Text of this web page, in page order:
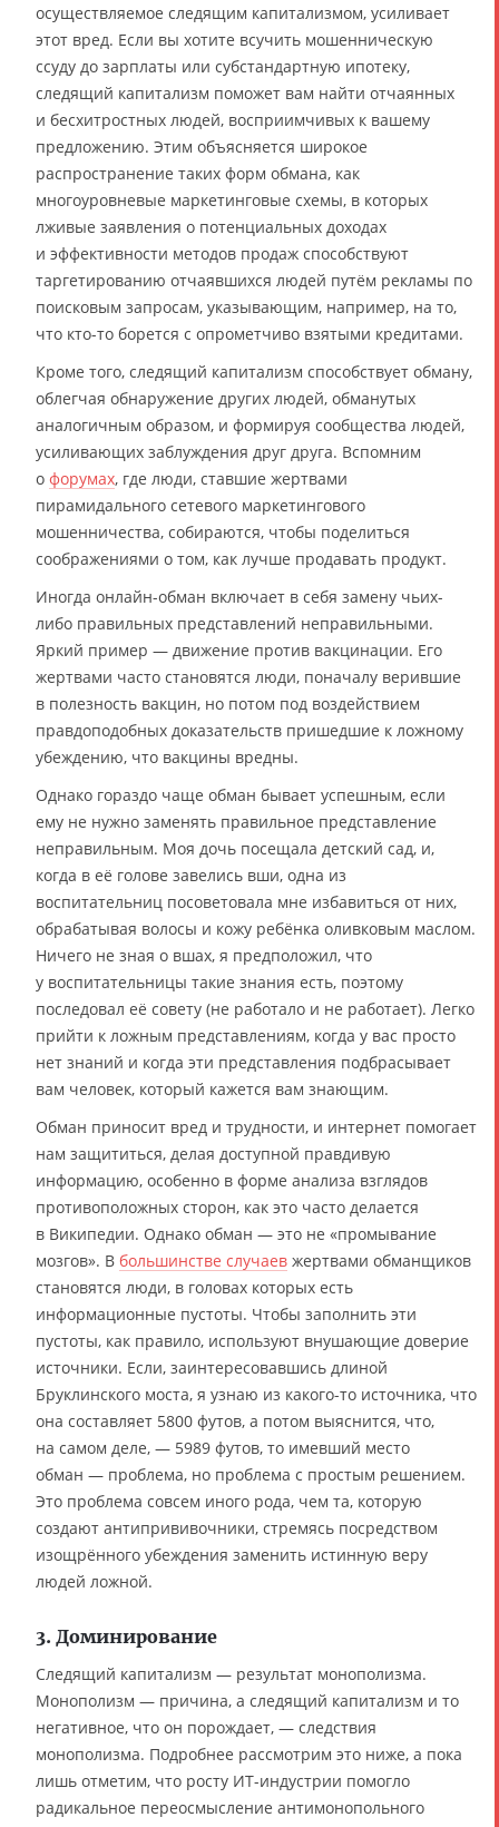
осуществляемое следящим капитализмом, усиливает
этот вред. Если вы хотите всучить мошенническую
ссуду до зарплаты или субстандартную ипотеку,
следящий капитализм поможет вам найти отчаянных
и бесхитростных людей, восприимчивых к вашему
предложению. Этим объясняется широкое
распространение таких форм обмана, как
многоуровневые маркетинговые схемы, в которых
лживые заявления о потенциальных доходах
и эффективности методов продаж способствуют
таргетированию отчаявшихся людей путём рекламы по
поисковым запросам, указывающим, например, на то,
что кто-то борется с опрометчиво взятыми кредитами.
Кроме того, следящий капитализм способствует обману,
облегчая обнаружение других людей, обманутых
аналогичным образом, и формируя сообщества людей,
усиливающих заблуждения друг друга. Вспомним
о форумах, где люди, ставшие жертвами
пирамидального сетевого маркетингового
мошенничества, собираются, чтобы поделиться
соображениями о том, как лучше продавать продукт.
Иногда онлайн-обман включает в себя замену чьих-
либо правильных представлений неправильными.
Яркий пример — движение против вакцинации. Его
жертвами часто становятся люди, поначалу верившие
в полезность вакцин, но потом под воздействием
правдоподобных доказательств пришедшие к ложному
убеждению, что вакцины вредны.
Однако гораздо чаще обман бывает успешным, если
ему не нужно заменять правильное представление
неправильным. Моя дочь посещала детский сад, и,
когда в её голове завелись вши, одна из
воспитательниц посоветовала мне избавиться от них,
обрабатывая волосы и кожу ребёнка оливковым маслом.
Ничего не зная о вшах, я предположил, что
у воспитательницы такие знания есть, поэтому
последовал её совету (не работало и не работает). Легко
прийти к ложным представлениям, когда у вас просто
нет знаний и когда эти представления подбрасывает
вам человек, который кажется вам знающим.
Обман приносит вред и трудности, и интернет помогает
нам защититься, делая доступной правдивую
информацию, особенно в форме анализа взглядов
противоположных сторон, как это часто делается
в Википедии. Однако обман — это не «промывание
мозгов». В большинстве случаев жертвами обманщиков
становятся люди, в головах которых есть
информационные пустоты. Чтобы заполнить эти
пустоты, как правило, используют внушающие доверие
источники. Если, заинтересовавшись длиной
Бруклинского моста, я узнаю из какого-то источника, что
она составляет 5800 футов, а потом выяснится, что,
на самом деле, — 5989 футов, то имевший место
обман — проблема, но проблема с простым решением.
Это проблема совсем иного рода, чем та, которую
создают антипрививочники, стремясь посредством
изощрённого убеждения заменить истинную веру
людей ложной.
3. Доминирование
Следящий капитализм — результат монополизма.
Монополизм — причина, а следящий капитализм и то
негативное, что он порождает, — следствия
монополизма. Подробнее рассмотрим это ниже, а пока
лишь отметим, что росту ИТ-индустрии помогло
радикальное переосмысление антимонопольного